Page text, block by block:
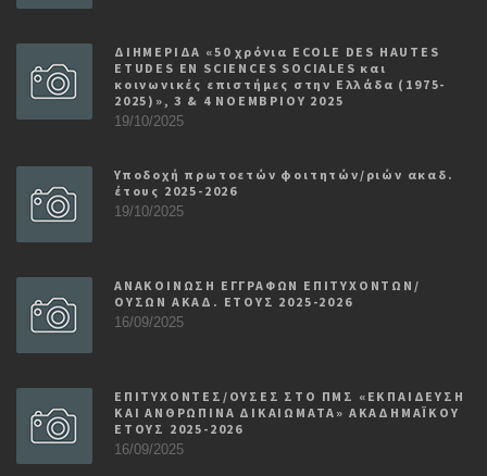
ΔΙΗΜΕΡΙΔΑ «50 χρόνια ECOLE DES HAUTES
ETUDES EN SCIENCES SOCIALES και
κοινωνικές επιστήμες στην Ελλάδα (1975-
2025)», 3 & 4 ΝΟΕΜΒΡΙΟΥ 2025
19/10/2025
Υποδοχή πρωτοετών φοιτητών/ριών ακαδ.
έτους 2025-2026
19/10/2025
ΑΝΑΚΟΙΝΩΣΗ ΕΓΓΡΑΦΩΝ ΕΠΙΤΥΧΟΝΤΩΝ/
ΟΥΣΩΝ ΑΚΑΔ. ΕΤΟΥΣ 2025-2026
16/09/2025
ΕΠΙΤΥΧΟΝΤΕΣ/ΟΥΣΕΣ ΣΤΟ ΠΜΣ «ΕΚΠΑΙΔΕΥΣΗ
ΚΑΙ ΑΝΘΡΩΠΙΝΑ ΔΙΚΑΙΩΜΑΤΑ» ΑΚΑΔΗΜΑΪΚΟΥ
ΕΤΟΥΣ 2025-2026
16/09/2025